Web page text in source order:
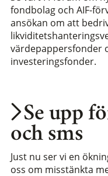
Se upp
och sms
Just nu ser vi en
oss om misstänkta
fondbolag och AIF-
ansökan om att
värdepappersfonder
investeringsfonder.